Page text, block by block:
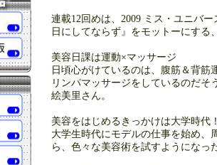
連載12回めは、2009 ミス・ユニバ
日にしてならず』をモットーにする
美容日課は運動×マッサージ
日頃心がけているのは、腹筋＆背筋
リンパマッサージをしているのだ
絵美里さん。
美容をはじめるきっかけは大学時代
大学生時代にモデルの仕事を始め、
ら、色々な美容術を試すようにな